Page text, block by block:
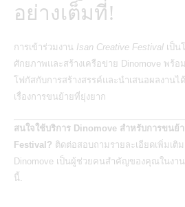
อย่างเต็มที่!
การเข้าร่วมงาน Isan Creative Festival เป็น
ศักยภาพและสร้างเครือข่าย Dinomove พร้
โฟกัสกับการสร้างสรรค์และนำเสนอผลงานไ
เรื่องการขนย้ายที่ยุ่งยาก
สนใจใช้บริการ Dinomove สำหรับการขนย้
Festival ? ติดต่อสอบถามรายละเอียดเพิ่มเติ
Dinomove เป็นผู้ช่วยคนสำคัญของคุณในงา
นี้.